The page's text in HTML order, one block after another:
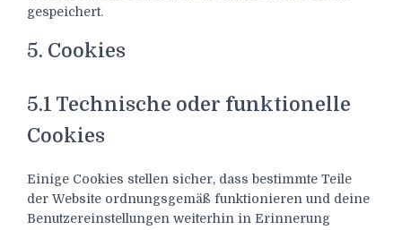
gespeichert.
5. Cookies
5.1 Technische oder funktionelle
Cookies
Einige Cookies stellen sicher, dass bestimmte Teile
der Website ordnungsgemäß funktionieren und deine
Benutzereinstellungen weiterhin in Erinnerung